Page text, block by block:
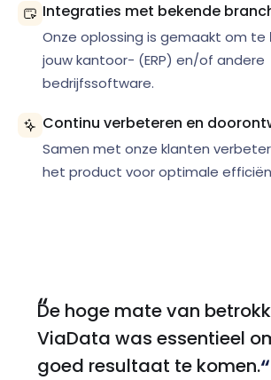
Integraties met bekende
Onze oplossing is gemaakt om te
jouw kantoor- (ERP) en/of andere
bedrijfssoftware.
Continu verbeteren en
Samen met onze klanten
het product voor optimale
De hoge mate van
ViaData was essentieel
goed resultaat te komen.